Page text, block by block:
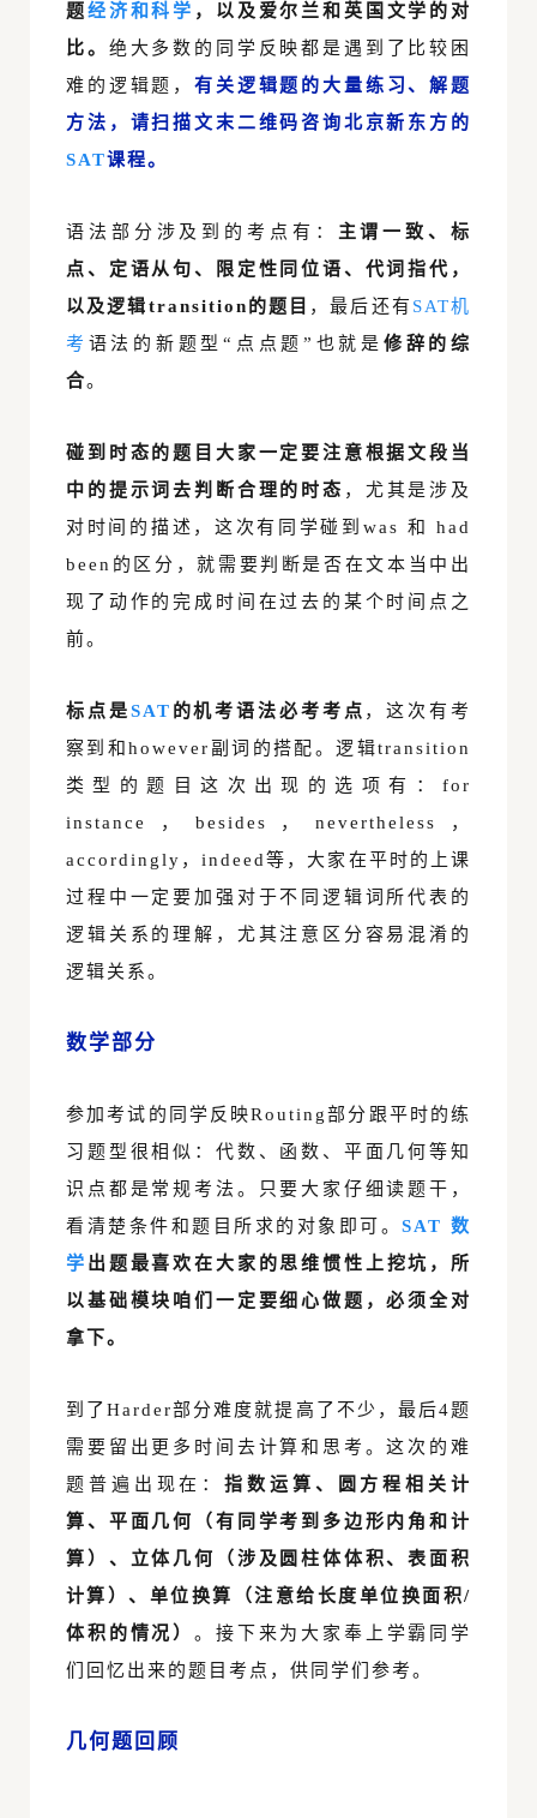
题经济和科学 ，以及爱尔兰和英国文学的对
比。 绝大多数的同学反映都是遇到了比较困
难的逻辑题， 有关逻辑题的大量练习、解题
方法，请扫描文末二维码咨询北京新东方的
SAT课程。
语法部分涉及到的考点有： 主谓一致、标
点、定语从句、限定性同位语、代词指代，
以及逻辑transition的题目 ，最后还有 SAT机
考 语法的新题型“点点题”也就是 修辞的综
合。
碰到时态的题目大家一定要注意根据文段当
中的提示词去判断合理的时态 ，尤其是涉及
对时间的描述，这次有同学碰到was 和 had
been的区分，就需要判断是否在文本当中出
现了动作的完成时间在过去的某个时间点之
前。
标点是SAT 的机考语法必考考点 ，这次有考
察到和however副词的搭配。逻辑transition
类型的题目这次出现的选项有：for
instance，besides，nevertheless，
accordingly，indeed等，大家在平时的上课
过程中一定要加强对于不同逻辑词所代表的
逻辑关系的理解，尤其注意区分容易混淆的
逻辑关系。
数学部分
参加考试的同学反映Routing部分跟平时的练
习题型很相似：代数、函数、平面几何等知
识点都是常规考法。只要大家仔细读题干，
看清楚条件和题目所求的对象即可。SAT 数
学 出题最喜欢在大家的思维惯性上挖坑，所
以基础模块咱们一定要细心做题，必须全对
拿下。
到了Harder部分难度就提高了不少，最后4题
需要留出更多时间去计算和思考。这次的难
题普遍出现在：指数运算、圆方程相关计
算、平面几何（有同学考到多边形内角和计
算）、立体几何（涉及圆柱体体积、表面积
计算）、单位换算（注意给长度单位换面积/
体积的情况） 。接下来为大家奉上学霸同学
们回忆出来的题目考点，供同学们参考。
几何题回顾